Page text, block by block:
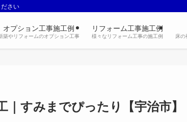
さい
オプション工事施工例
築やリフォームのオプション工事
リフォーム工事施工例
様々なリフォーム工事の施工例 床
すみまでぴったり【宇治市】